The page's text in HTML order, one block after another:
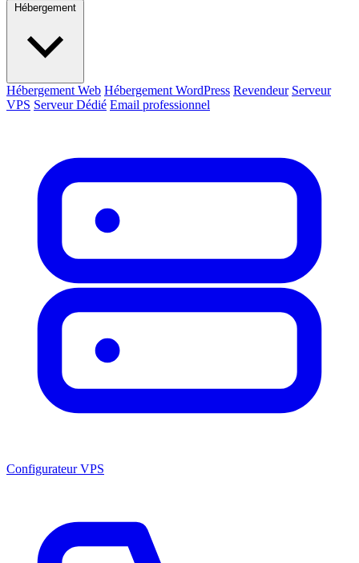
Hébergement
Hébergement Web Hébergement WordPress Revendeur Serveur
VPS Serveur Dédié Email professionnel
Configurateur VPS